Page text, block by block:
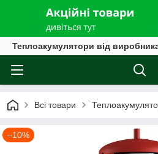
Теплоакумулятори від
Всі товари
–10%